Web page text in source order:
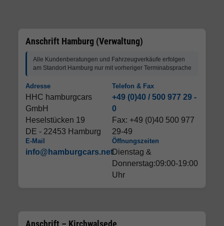
Anschrift Hamburg (Verwaltung)
Alle Kundenberatungen und Fahrzeugverkäufe erfolgen
am Standort Hamburg nur mit vorheriger Terminabsprache
Adresse
HHC hamburgcars
GmbH
Heselstücken 19
DE - 22453 Hamburg
Telefon & Fax
+49 (0)40 / 500 977 29 -
0
Fax: +49 (0)40 500 977
29-49
E-Mail
info@hamburgcars.net
Öffnungszeiten
Dienstag &
Donnerstag:09:00-19:00
Uhr
Anschrift – Kirchwalsede